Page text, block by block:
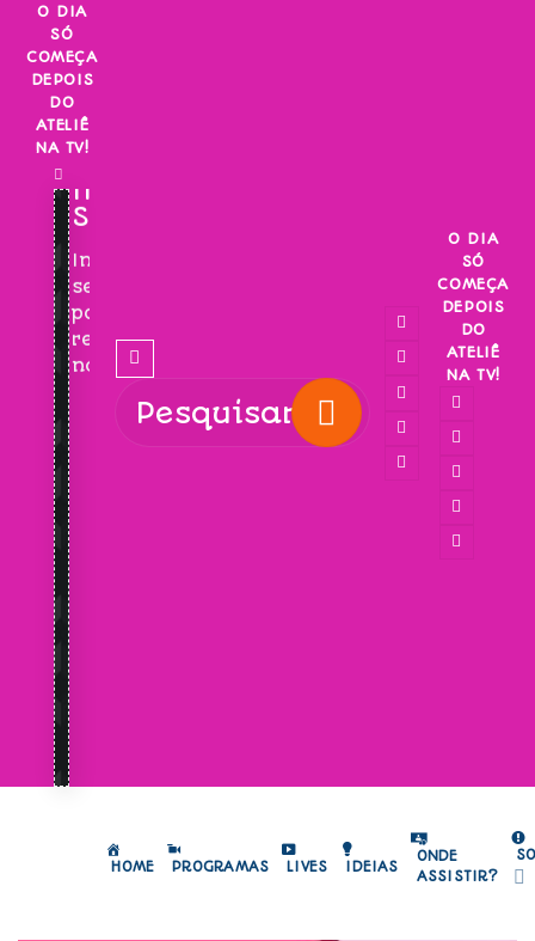
Skip
content
O DIA
SÓ
COMEÇA
DEPOIS
DO
ATELIÊ
NA TV!
INSCREVA-
SE!
Inscreva-
se
para
receber
novidades!
O DIA
SÓ
COMEÇA
DEPOIS
DO
ATELIÊ
NA TV!
HOME PROGRAMAS LIVES IDEIAS
ONDE
ASSISTIR?